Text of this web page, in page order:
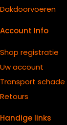
Dakdoorvoeren
Account Info
Shop registratie
Uw account
Transport schade
Retours
Handige links